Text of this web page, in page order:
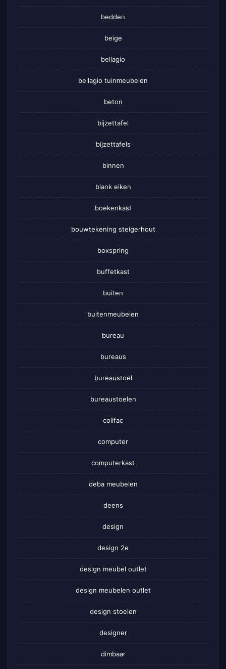
bedden
beige
bellagio
bellagio tuinmeubelen
beton
bijzettafel
bijzettafels
binnen
blank eiken
boekenkast
bouwtekening steigerhout
boxspring
buffetkast
buiten
buitenmeubelen
bureau
bureaus
bureaustoel
bureaustoelen
colifac
computer
computerkast
deba meubelen
deens
design
design 2e
design meubel outlet
design meubelen outlet
design stoelen
designer
dimbaar